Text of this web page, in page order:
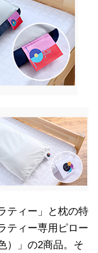
ティー」と枕の特
ティー専用ピロー
）」の2商品。そ